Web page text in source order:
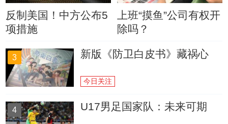
反制美国！中方公布5
项措施
上班“摸鱼”公司有权开
除吗？
3 新版《防卫白皮书》藏祸心
今日关注
4 U17男足国家队：未来可期